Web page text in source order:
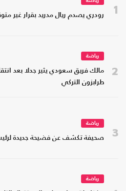
1 رودري يصدم ريال مدريد بقرار غير
2
رياضة
مالك فريق سعودي يثير جدلا بعد
طرابزون التركي
3
رياضة
صحيفة تكشف عن فضيحة جديدة
رياضة